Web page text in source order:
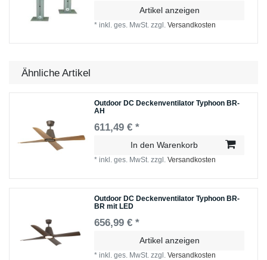
Artikel anzeigen
*inkl. ges. MwSt. zzgl.Versandkosten
Ähnliche Artikel
Outdoor DC Deckenventilator Typhoon BR-
AH
611,49 € *
In den Warenkorb
*inkl. ges. MwSt. zzgl.Versandkosten
Outdoor DC Deckenventilator Typhoon BR-
BR mit LED
656,99 € *
Artikel anzeigen
*inkl. ges. MwSt. zzgl.Versandkosten